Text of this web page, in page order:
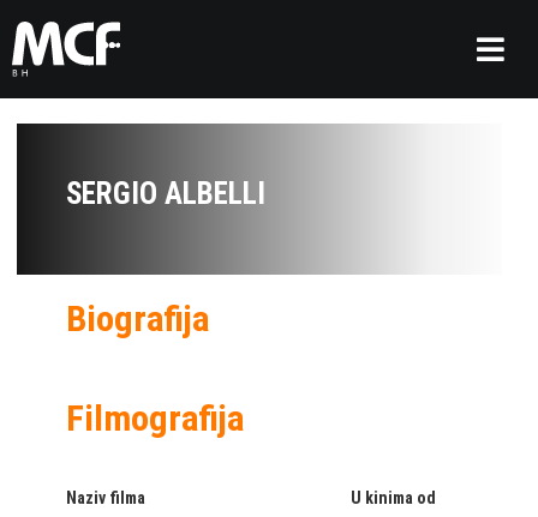
SERGIO ALBELLI
Biografija
Filmografija
Naziv filma U kinima od